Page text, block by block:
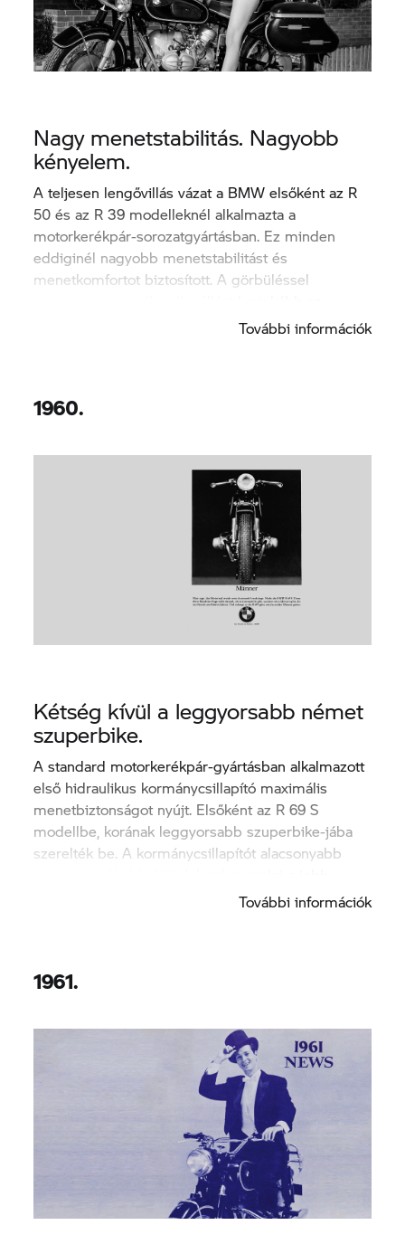
Nagy menetstabilitás. Nagyobb
kényelem.
A teljesen lengővillás vázat a BMW elsőként az R
50 és az R 39 modelleknél alkalmazta a
motorkerékpár-sorozatgyártásban. Ez minden
eddiginél nagyobb menetstabilitást és
menetkomfortot biztosított. A görbüléssel
oldalkocsis motorosok értékelik.További információk
1960.
Kétség kívül a leggyorsabb német
szuperbike.
A standard motorkerékpár-gyártásban alkalmazott
első hidraulikus kormánycsillapító maximális
menetbiztonságot nyújt. Elsőként az R 69 S
modellbe, korának leggyorsabb szuperbike-jába
szerelték be. A kormánycsillapítót alacsonyabb
További információk
1961.